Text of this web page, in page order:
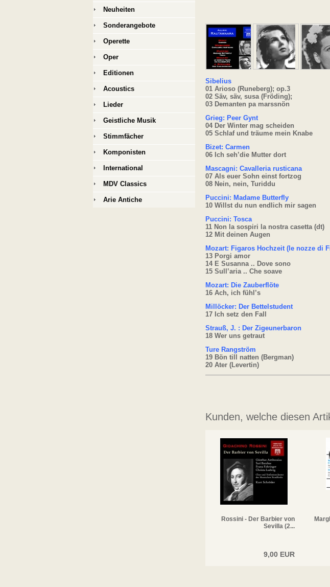
Sibelius
01 Arioso (Runeberg); op.3
02 Säv, säv, susa (Fröding);
03 Demanten pa marssnön
Grieg: Peer Gynt
04 Der Winter mag scheiden
05 Schlaf und träume mein Knabe
Bizet: Carmen
06 Ich seh’die Mutter dort
Mascagni: Cavalleria rusticana
07 Als euer Sohn einst fortzog
08 Nein, nein, Turiddu
Puccini: Madame Butterfly
10 Willst du nun endlich mir sagen
Puccini: Tosca
11 Non la sospiri la nostra casetta (dt)
12 Mit deinen Augen
Mozart: Figaros Hochzeit (le nozze di
13 Porgi amor
14 E Susanna .. Dove sono
15 Sull’aria .. Che soave
Mozart: Die Zauberflöte
16 Ach, ich fühl’s
Millöcker: Der Bettelstudent
17 Ich setz den Fall
Strauß, J. : Der Zigeunerbaron
18 Wer uns getraut
Ture Rangström
19 Bön till natten (Bergman)
20 Ater (Levertin)
Kunden, welche diesen
Rossini - Der Barbier von
Sevilla (2...
9,00 EUR
Neuheiten
Sonderangebote
Operette
Oper
Editionen
Acoustics
Lieder
Geistliche Musik
Stimmfächer
Komponisten
International
MDV Classics
Arie Antiche